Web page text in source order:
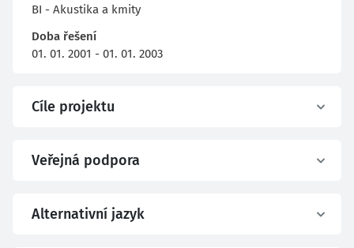
BI - Akustika a kmity
Doba řešení
01. 01. 2001 - 01. 01. 2003
Cíle projektu
Veřejná podpora
Alternativní jazyk